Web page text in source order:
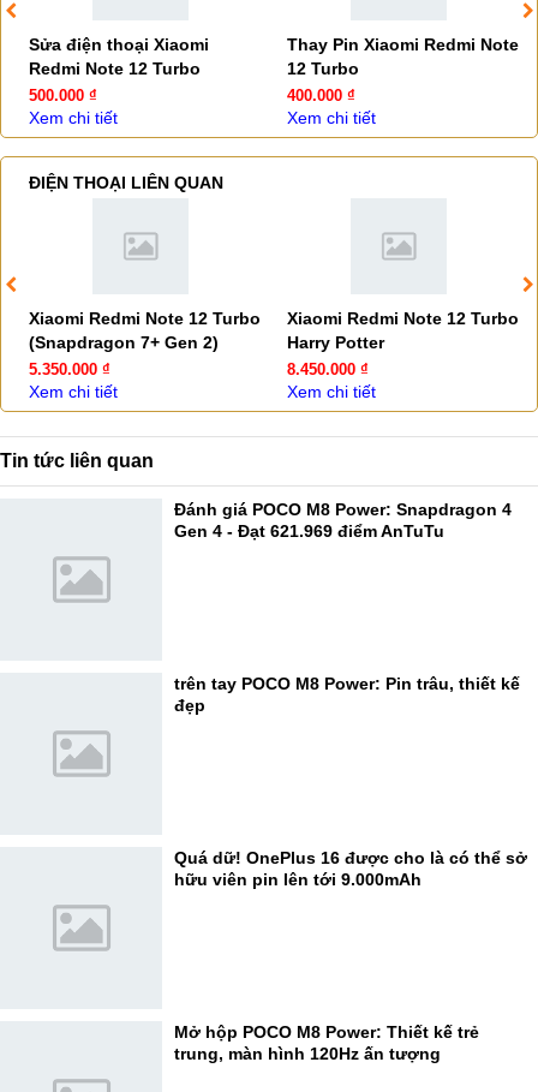
Sửa điện thoại Xiaomi
Redmi Note 12 Turbo
500.000 ₫
Xem chi tiết
Thay Pin Xiaomi Redmi Note
12 Turbo
400.000 ₫
Xem chi tiết
ĐIỆN THOẠI LIÊN QUAN
Xiaomi Redmi Note 12 Turbo
(Snapdragon 7+ Gen 2)
5.350.000 ₫
Xem chi tiết
Xiaomi Redmi Note 12 Turbo
Harry Potter
8.450.000 ₫
Xem chi tiết
Tin tức liên quan
Đánh giá POCO M8 Power: Snapdragon 4
Gen 4 - Đạt 621.969 điểm AnTuTu
trên tay POCO M8 Power: Pin trâu, thiết kế
đẹp
Quá dữ! OnePlus 16 được cho là có thể sở
hữu viên pin lên tới 9.000mAh
Mở hộp POCO M8 Power: Thiết kế trẻ
trung, màn hình 120Hz ấn tượng